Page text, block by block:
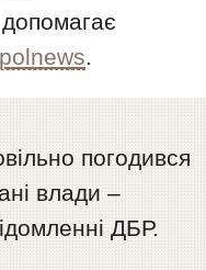
.
погодився
влади –
ДБР.